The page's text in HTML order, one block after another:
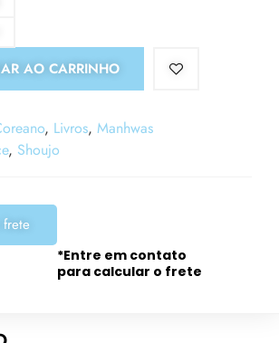
AO CARRINHO
, Livros, Manhwas
, Shoujo
*Entre em contato
para calcular o frete